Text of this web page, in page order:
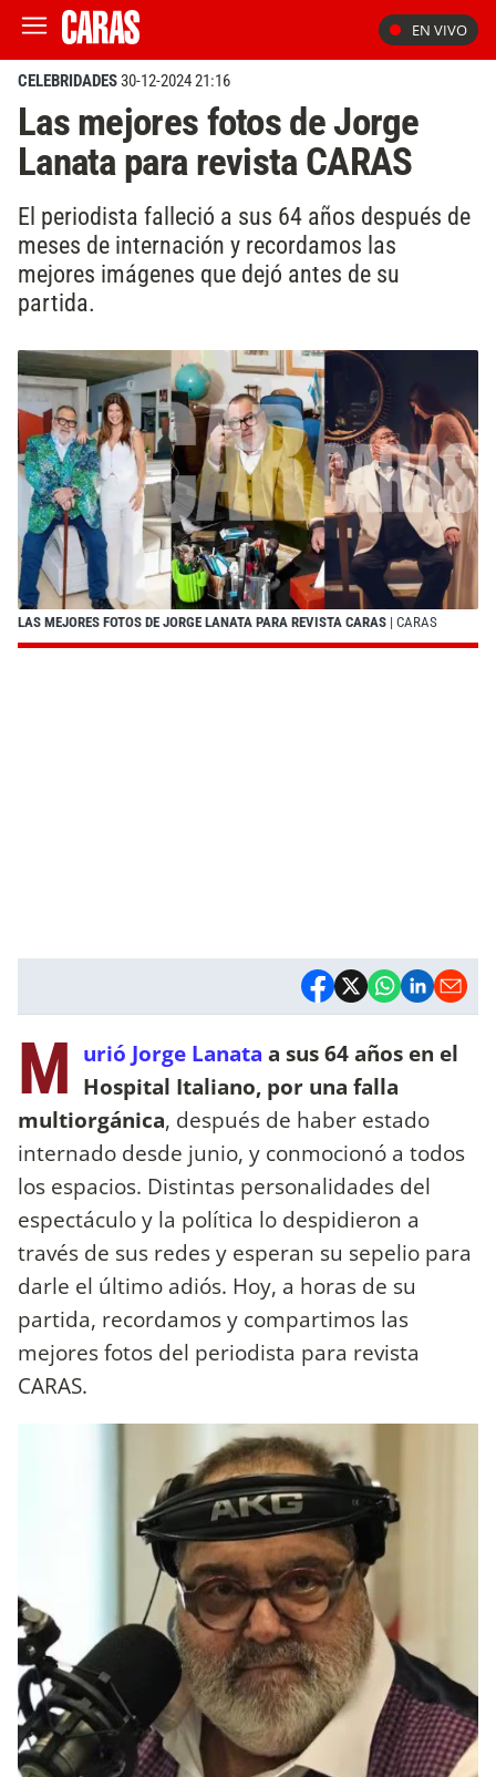
EN VIVO
CELEBRIDADES30-12-2024 21:16
Las mejores fotos de Jorge
Lanata para revista CARAS
El periodista falleció a sus 64 años después de
meses de internación y recordamos las
mejores imágenes que dejó antes de su
partida.
LAS MEJORES FOTOS DE JORGE LANATA PARA REVISTA CARAS | CARAS
M urió Jorge Lanata a sus 64 años en el
Hospital Italiano, por una falla
multiorgánica, después de haber estado
internado desde junio, y conmocionó a todos
los espacios. Distintas personalidades del
espectáculo y la política lo despidieron a
través de sus redes y esperan su sepelio para
darle el último adiós. Hoy, a horas de su
partida, recordamos y compartimos las
mejores fotos del periodista para revista
CARAS.